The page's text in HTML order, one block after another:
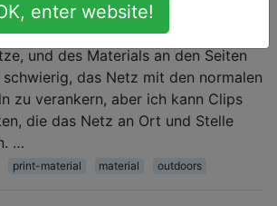
in meinem Haus. Aufgrund
der Öffnung, in die ich das Netz
und des Materials an den Seiten
schwierig, das Netz mit den normalen
zu verankern, aber ich kann Clips
die das Netz an Ort und Stelle
…
print-material material outdoors
enter website!